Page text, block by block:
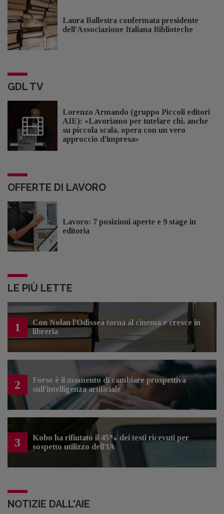
Laura Ballestra confermata presidente
dell’Associazione Italiana Biblioteche
GDL TV
Lorenzo Armando (gruppo Piccoli editori
AIE): «Lavoriamo per tutelare chi, anche
su piccola scala, opera con un vero
approccio d'impresa»
OFFERTE DI LAVORO
Lavoro: 7 posizioni aperte e 9 stage in
editoria
LE PIÙ LETTE
1
Con Nolan l’Odissea torna al cinema e cresce in
libreria
2
Forse è il momento di cambiare prospettiva
sull’intelligenza artificiale
3
Kobo ha rifiutato il 45% dei testi ricevuti per
sospetto utilizzo dell’IA
NOTIZIE DALL'AIE